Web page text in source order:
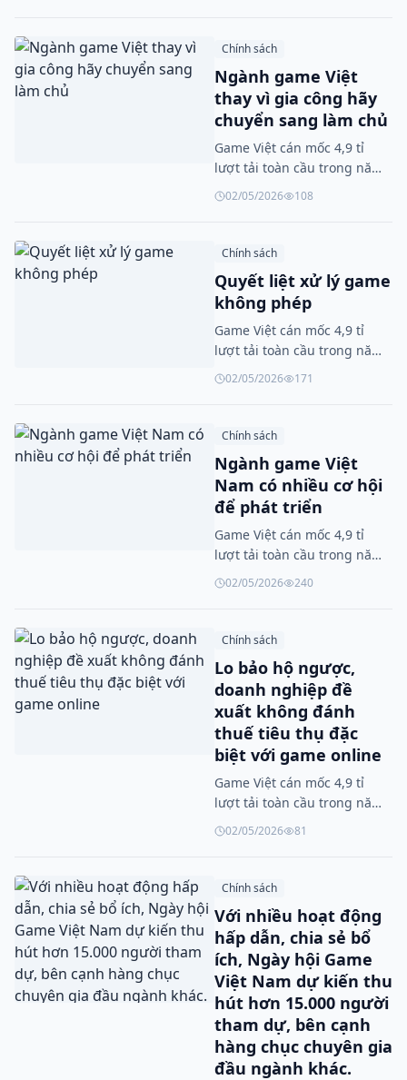
Chính sách
Ngành game Việt
thay vì gia công hãy
chuyển sang làm chủ
Game Việt cán mốc 4,9 tỉ
lượt tải toàn cầu trong năm
2025
02/05/2026 108
Chính sách
Quyết liệt xử lý game
không phép
Game Việt cán mốc 4,9 tỉ
lượt tải toàn cầu trong năm
2025
02/05/2026 171
Chính sách
Ngành game Việt
Nam có nhiều cơ hội
để phát triển
Game Việt cán mốc 4,9 tỉ
lượt tải toàn cầu trong năm
2025
02/05/2026 240
Chính sách
Lo bảo hộ ngược,
doanh nghiệp đề
xuất không đánh
thuế tiêu thụ đặc
biệt với game online
Game Việt cán mốc 4,9 tỉ
lượt tải toàn cầu trong năm
2025
02/05/2026 81
Chính sách
Với nhiều hoạt động
hấp dẫn, chia sẻ bổ
ích, Ngày hội Game
Việt Nam dự kiến thu
hút hơn 15.000 người
tham dự, bên cạnh
hàng chục chuyên gia
đầu ngành khác.